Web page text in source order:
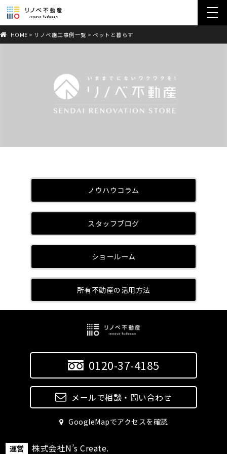
HOME > リノベ施工事例一覧 >ペットと暮らす
ノウハウコラム
スタッフブログ
ショールーム
所有不動産の活用方法
0120-37-4185
メールで相談・問い合わせ
GoogleMapでアクセスを確認
運営 株式会社N’s Create.